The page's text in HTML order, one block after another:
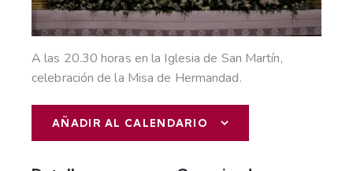
A las 20.30 horas en la Iglesia de San Martín,
celebración de la Misa de Hermandad.
AÑADIR AL CALENDARIO